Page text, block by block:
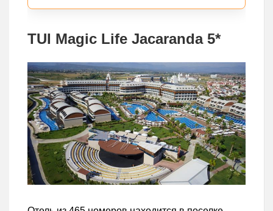
TUI Magic Life Jacaranda 5*